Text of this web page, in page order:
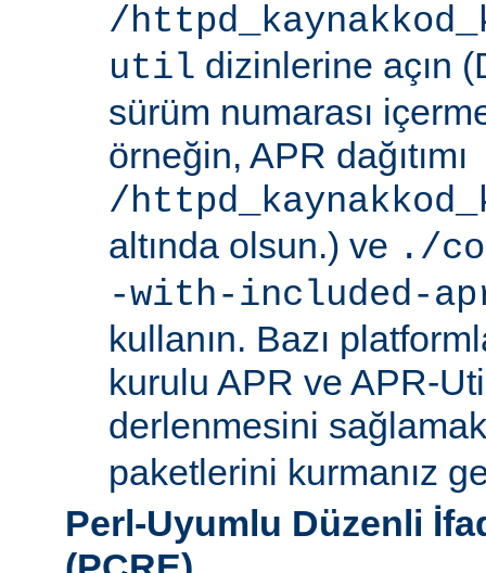
/
util dizinlerine açın
sürüm numarası
örneğin, APR dağıtımı
/
altında olsun.) ve ./
-with-included-
kullanın. Bazı
kurulu APR ve APR-
derlenmesini
paketlerini kurmanız
Perl-Uyumlu Düzenli